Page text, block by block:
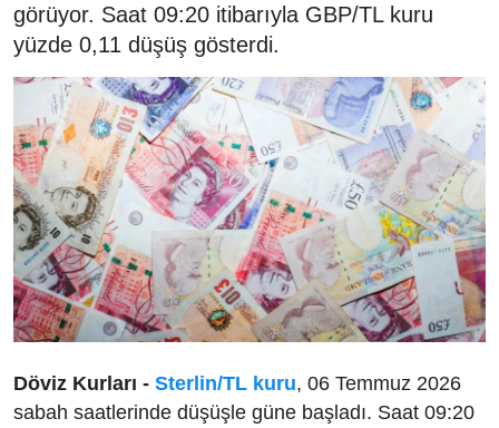
görüyor. Saat 09:20 itibarıyla GBP/TL kuru
yüzde 0,11 düşüş gösterdi.
Döviz Kurları - Sterlin/TL kuru, 06 Temmuz 2026
sabah saatlerinde düşüşle güne başladı. Saat 09:20